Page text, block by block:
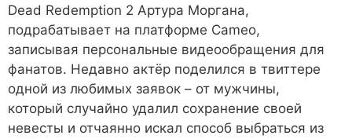
Dead Redemption 2 Артура Моргана,
подрабатывает на платформе Cameo,
записывая персональные видеообращения для
фанатов. Недавно актёр поделился в твиттере
одной из любимых заявок – от мужчины,
который случайно удалил сохранение своей
невесты и отчаянно искал способ выбраться из